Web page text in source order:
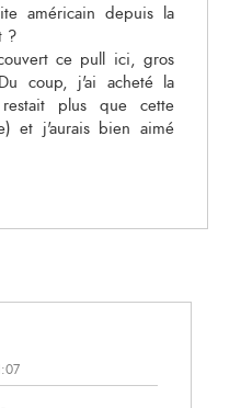
américain depuis la
?
ce pull ici, gros
coup, j'ai acheté la
plus que cette
et j'aurais bien aimé